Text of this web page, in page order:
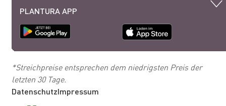
PLANTURA APP
*Streichpreise entsprechen dem niedrigsten Preis der
letzten 30 Tage.
DatenschutzImpressum